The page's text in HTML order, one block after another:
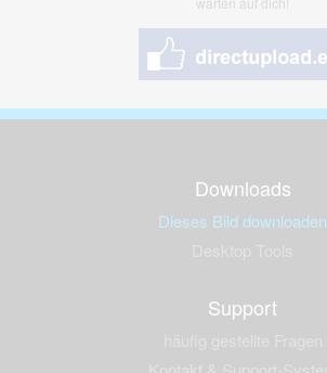
Downloads
Dieses Bild downloaden
Support